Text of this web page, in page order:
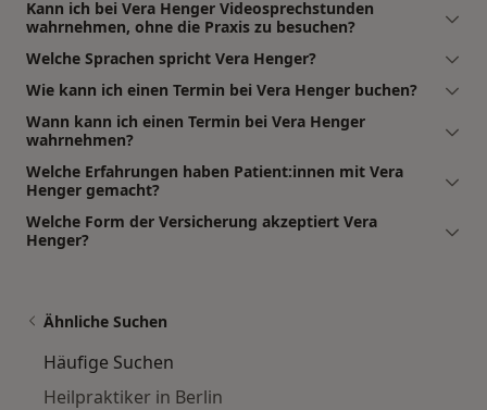
Kann ich bei Vera Henger Videosprechstunden
wahrnehmen, ohne die Praxis zu besuchen?
Welche Sprachen spricht Vera Henger?
Wie kann ich einen Termin bei Vera Henger buchen?
Wann kann ich einen Termin bei Vera Henger
wahrnehmen?
Welche Erfahrungen haben Patient:innen mit Vera
Henger gemacht?
Welche Form der Versicherung akzeptiert Vera
Henger?
Ähnliche Suchen
Häufige Suchen
Heilpraktiker in Berlin